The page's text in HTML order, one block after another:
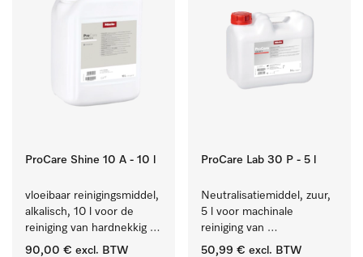
ProCare Shine 10 A - 10 l
vloeibaar reinigingsmiddel,
alkalisch, 10 l voor de
reiniging van hardnekkig
vuil op serviesgoed,
90,00 € excl. BTW
ProCare Lab 30 P - 5 l
Neutralisatiemiddel, zuur,
5 l voor machinale
reiniging van
laboratoriumglaswerk en -
50,99 € excl. BTW